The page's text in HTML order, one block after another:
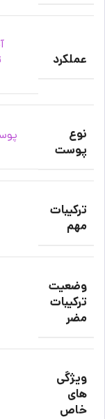
عملکرد
نوع
پوست
ترکیبات
مهم
وضعیت
ترکیبات
مضر
ویژگی
های
خاص